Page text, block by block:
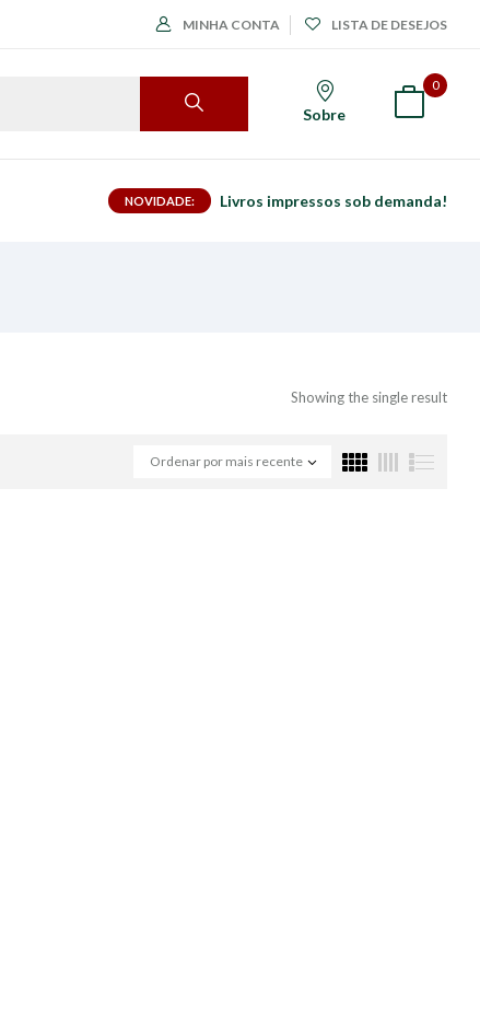
MINHA CONTA LISTA DE DESEJOS
Sobre
0
NOVIDADE: Livros impressos sob demanda!
Showing the single result
Ordenar por mais recente